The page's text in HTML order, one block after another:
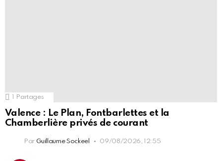
1 Partages
Valence : Le Plan, Fontbarlettes et la
Chamberlière privés de courant
Par Guillaume Sockeel 09/08/2026, 12:55